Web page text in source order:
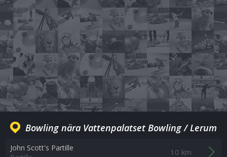
Bowling nära Vattenpalatset Bowling / Lerum
John Scott's Partille
10 km